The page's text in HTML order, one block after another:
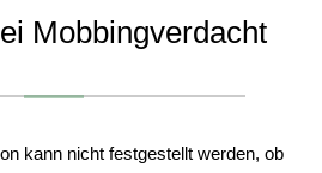
Mobbingverdacht
kann nicht festgestellt werden, ob